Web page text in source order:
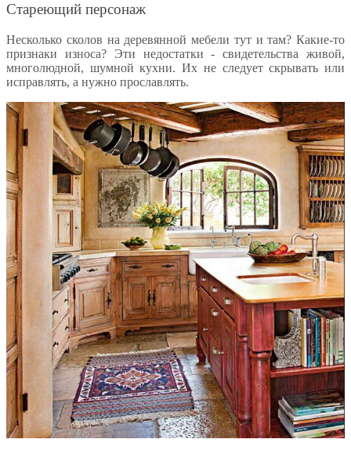
Стареющий персонаж
Несколько сколов на деревянной мебели тут и там? Какие-то
признаки износа? Эти недостатки - свидетельства живой,
многолюдной, шумной кухни. Их не следует скрывать или
исправлять, а нужно прославлять.